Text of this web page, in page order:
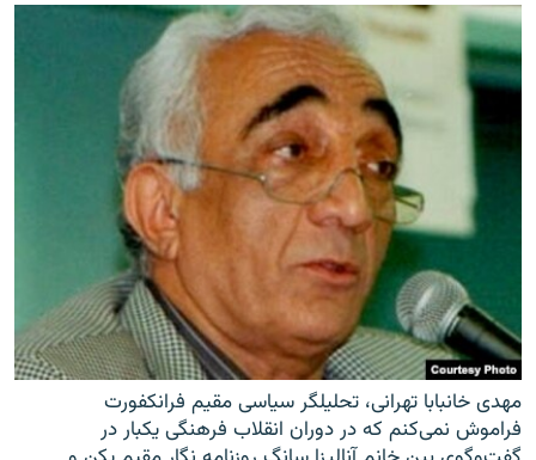
مهدی خانبابا تهرانی، تحلیلگر سیاسی مقیم فرانکفورت
فراموش نمی‌کنم که در دوران انقلاب فرهنگی یکبار در